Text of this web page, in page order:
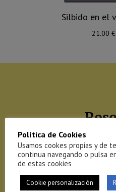
Silbido en el
21.00 €
“La autora retrata las vidas
duele.Skarangertiene una
las clases sociales más
Política de Cookies
Usamos cookes propias y de
continua navegando o pulsa
de estas cookies
Cookie personalización